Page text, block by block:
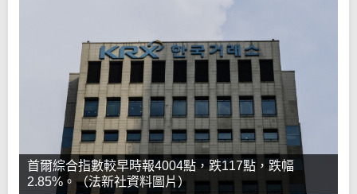
首爾綜合指數較早時報4004點，跌117點，跌幅
2.85%。（法新社資料圖片）